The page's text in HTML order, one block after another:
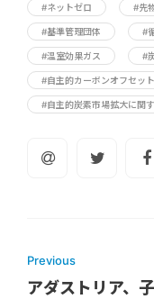
#ネットゼロ #先
#基準管理団体 #
#温室効果ガス #
#自主的カーボンオフセット
#自主的炭素市場拡大に関
Previous
アダストリア、